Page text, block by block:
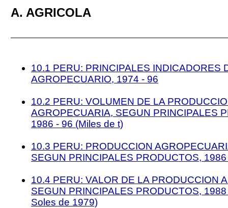
A. AGRICOLA
10.1 PERU: PRINCIPALES INDICADORES
AGROPECUARIO, 1974 - 96
10.2 PERU: VOLUMEN DE LA
AGROPECUARIA, SEGUN PRINCIPALES
1986 - 96 (Miles de t)
10.3 PERU: PRODUCCION
SEGUN PRINCIPALES PRODUCTOS,
10.4 PERU: VALOR DE LA PRODUCCION
SEGUN PRINCIPALES PRODUCTOS,
Soles de 1979)